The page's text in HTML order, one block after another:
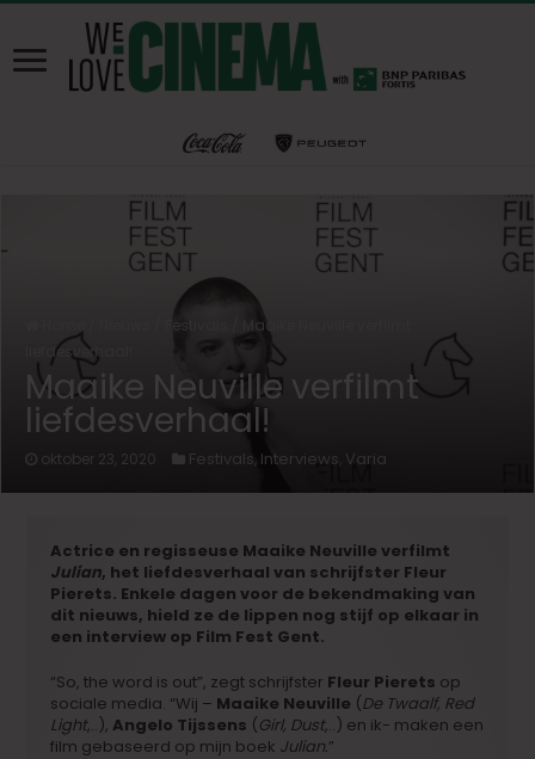
Festivals
Maaike Neuville verfilmt
liefdesverhaal!
Maaike Neuville verfilmt
liefdesverhaal!
oktober 23, 2020 Festivals, Interviews Varia
Actrice en regisseuse Maaike Neuville verfilmt
Julian, het liefdesverhaal van schrijfster Fleur
Pierets. Enkele dagen voor de bekendmaking van
dit nieuws, hield ze de lippen nog stijf op elkaar in
een interview op Film Fest Gent.
“So, the word is out”, zegt schrijfster Fleur Pierets op
sociale media. “Wij – Maaike Neuville (De Twaalf, Red
Light,..),Angelo Tijssens (Girl, Dust,..) en ik- maken een
film gebaseerd op mijn boek Julian.”